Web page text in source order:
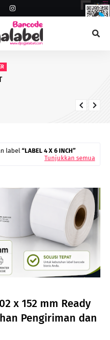
label LABEL 4 X 6 INCH
Tunjukkan semua
x 152 mm Ready
Pengiriman dan